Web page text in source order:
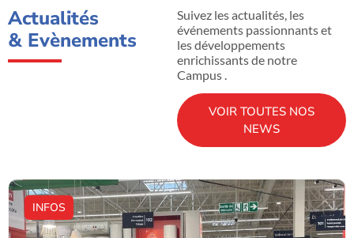
Actualités
& Evènements
Suivez les actualités, les
événements passionnants et
les développements
enrichissants de notre
Campus .
VOIR TOUTES NOS
NEWS
INFOS